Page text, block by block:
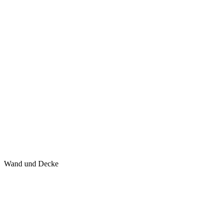
Wand und Decke